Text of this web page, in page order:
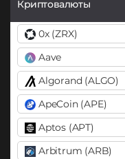
Криптовалюты
0x (ZRX)
Aave
Algorand (ALGO)
ApeCoin (APE)
Aptos (APT)
Arbitrum (ARB)